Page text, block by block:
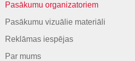
Pasākumu organizatoriem
Pasākumu vizuālie materiāli
Reklāmas iespējas
Par mums